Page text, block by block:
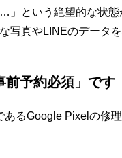
」という絶望的な状
写真やLINEのデータ
予約必須」です
るGoogle Pixelの修